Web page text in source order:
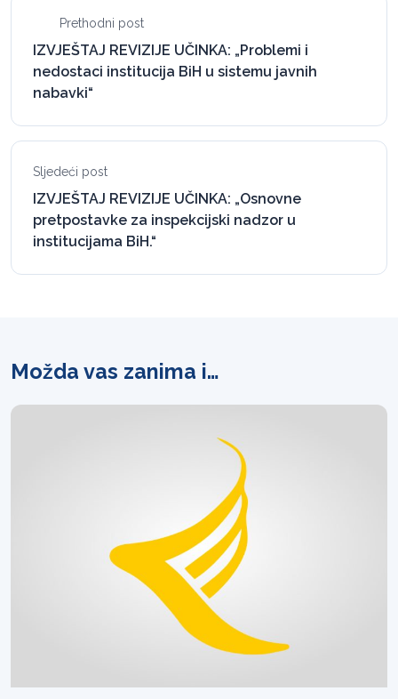
Prethodni post
IZVJEŠTAJ REVIZIJE UČINKA: „Problemi i
nedostaci institucija BiH u sistemu javnih
nabavki“
Sljedeći post
IZVJEŠTAJ REVIZIJE UČINKA: „Osnovne
pretpostavke za inspekcijski nadzor u
institucijama BiH.“
Možda vas zanima i…